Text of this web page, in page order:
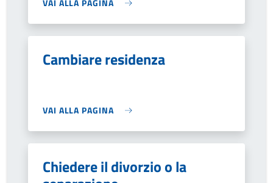
VAI ALLA PAGINA
Cambiare residenza
VAI ALLA PAGINA
Chiedere il divorzio o la